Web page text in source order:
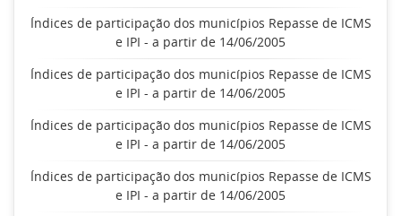
Índices de participação dos municípios Repasse de ICMS
e IPI - a partir de 14/06/2005
Índices de participação dos municípios Repasse de ICMS
e IPI - a partir de 14/06/2005
Índices de participação dos municípios Repasse de ICMS
e IPI - a partir de 14/06/2005
Índices de participação dos municípios Repasse de ICMS
e IPI - a partir de 14/06/2005